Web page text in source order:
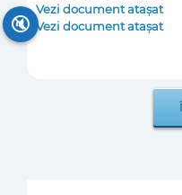
Vezi document atașat
Vezi document atașat
🔇